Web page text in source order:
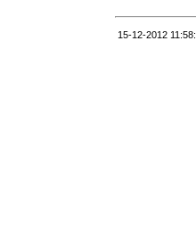
15-12-2012